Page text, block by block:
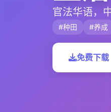
官法华语，
#种田 #养成
免费下载